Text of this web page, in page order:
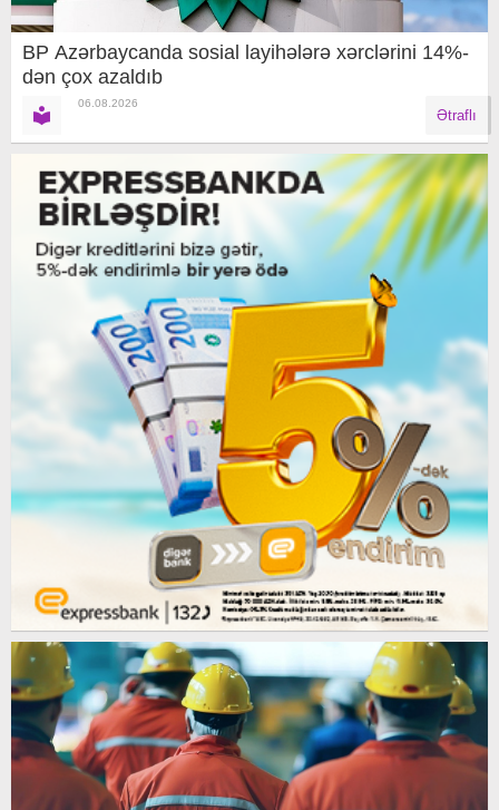
BP Azərbaycanda sosial layihələrə xərclərini 14%-
dən çox azaldıb
06.08.2026
Ətraflı